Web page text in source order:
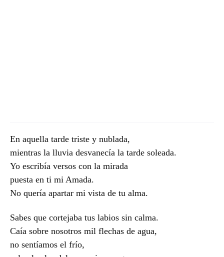
En aquella tarde triste y nublada,
mientras la lluvia desvanecía la tarde soleada.
Yo escribía versos con la mirada
puesta en ti mi Amada.
No quería apartar mi vista de tu alma.
Sabes que cortejaba tus labios sin calma.
Caía sobre nosotros mil flechas de agua,
no sentíamos el frío,